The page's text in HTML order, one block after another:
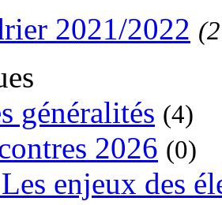
2021/2022
généralités (4)
2026 (0)
enjeux des